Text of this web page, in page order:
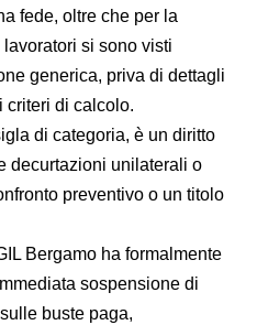
fede, oltre che per la
si sono visti
generica, priva di dettagli
criteri di calcolo.
di categoria, è un diritto
decurtazioni unilaterali o
preventivo o un titolo
Bergamo ha formalmente
sospensione di
buste paga,